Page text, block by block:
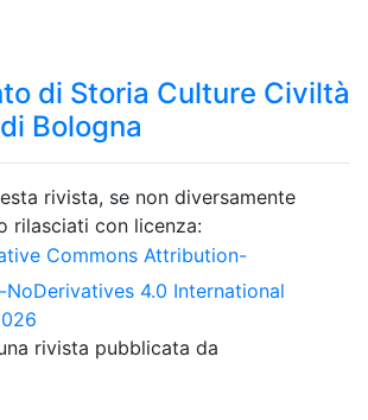
di Storia Culture Civiltà
Bologna
rivista, se non diversamente
rilasciati con licenza:
Commons Attribution-
4.0 International
rivista pubblicata da